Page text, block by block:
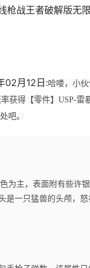
枪战王者破解版无
02月12日:哈喽，小
获得【零件】USP-
吧。
为主，表面附有些许
是一只猛兽的头颅，